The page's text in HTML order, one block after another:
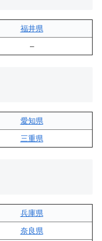
福井県
–
愛知県
三重県
兵庫県
奈良県